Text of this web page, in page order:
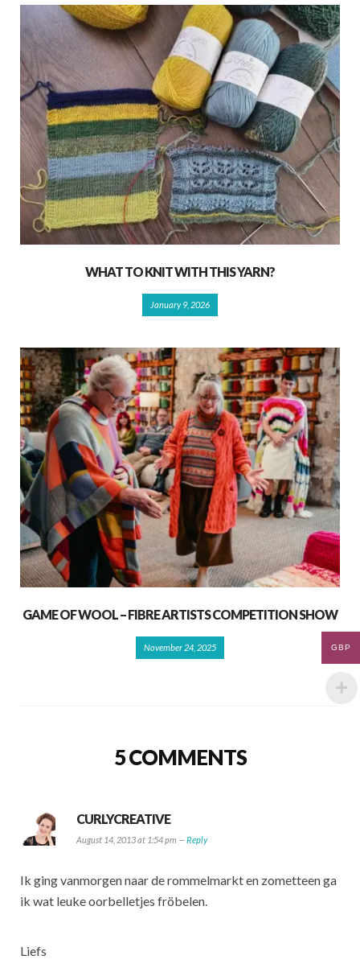
WHAT TO KNIT WITH THIS YARN?
January 9, 2026
GAME OF WOOL – FIBRE ARTISTS COMPETITION SHOW
November 24, 2025
5 COMMENTS
CURLYCREATIVE
August 14, 2013 at 1:54 pm —Reply
Ik ging vanmorgen naar de rommelmarkt en zometteen ga
ik wat leuke oorbelletjes fröbelen.
Liefs
GBP